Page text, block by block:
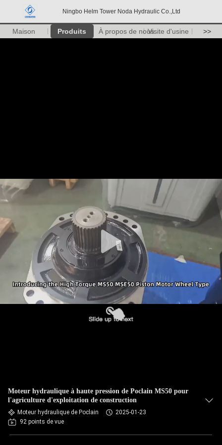
Ningbo Helm Tower Noda Hydraulic Co.,Ltd
Maison Produits À propos de nousVisite d'usine >>
Moteur hydraulique à haute pression de Poclain MS50 pour
l'agriculture d'exploitation de construction
Moteur hydraulique de Poclain
2025-01-23
92 points de vue